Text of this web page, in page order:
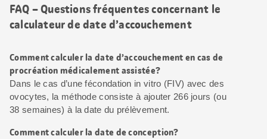
FAQ – Questions fréquentes concernant le
calculateur de date d’accouchement
Comment calculer la date d’accouchement en cas de
procréation médicalement assistée?
Dans le cas d’une fécondation in vitro (FIV) avec des
ovocytes, la méthode consiste à ajouter 266 jours (ou
38 semaines) à la date du prélèvement.
Comment calculer la date de conception?